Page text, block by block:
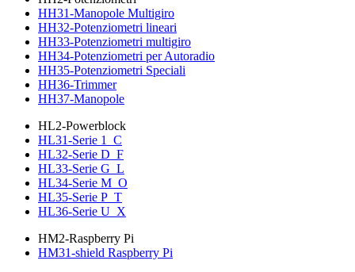
HH31-Manopole Multigiro
HH32-Potenziometri lineari
HH33-Potenziometri multigiro
HH34-Potenziometri per Autoradio
HH35-Potenziometri Speciali
HH36-Trimmer
HH37-Manopole
HL2-Powerblock
HL31-Serie 1_C
HL32-Serie D_F
HL33-Serie G_L
HL34-Serie M_O
HL35-Serie P_T
HL36-Serie U_X
HM2-Raspberry Pi
HM31-shield Raspberry Pi